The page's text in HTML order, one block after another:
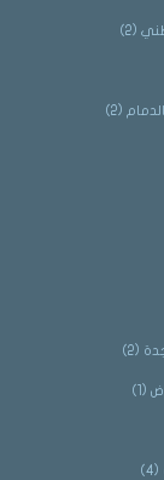
(2)
(2)
(2)
(1)
(4)